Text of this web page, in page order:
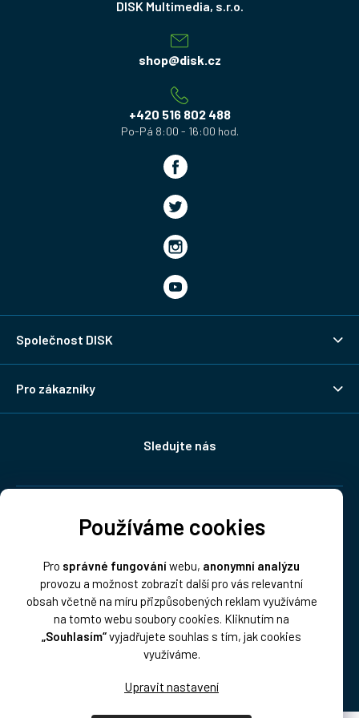
Používáme cookies
Pro správné fungováníwebu, anonymní analýzu
provozu a možnost zobrazit další pro vás relevantní
obsah včetně na míru přizpůsobených reklam využíváme
na tomto webu soubory cookies. Kliknutím na
„Souhlasím“vyjadřujete souhlas s tím, jak cookies
využíváme.
shop@disk.cz
+420 516 802 488
Společnost DISK
Pro zákazníky
Sledujte nás
Platba: